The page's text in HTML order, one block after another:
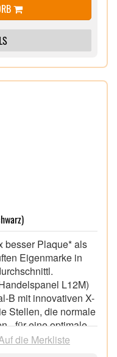
besser Plaque* als
Eigenmarke in
L12M)
B mit innovativen X-
Stellen, die normale
- für eine optimale
die Merkliste